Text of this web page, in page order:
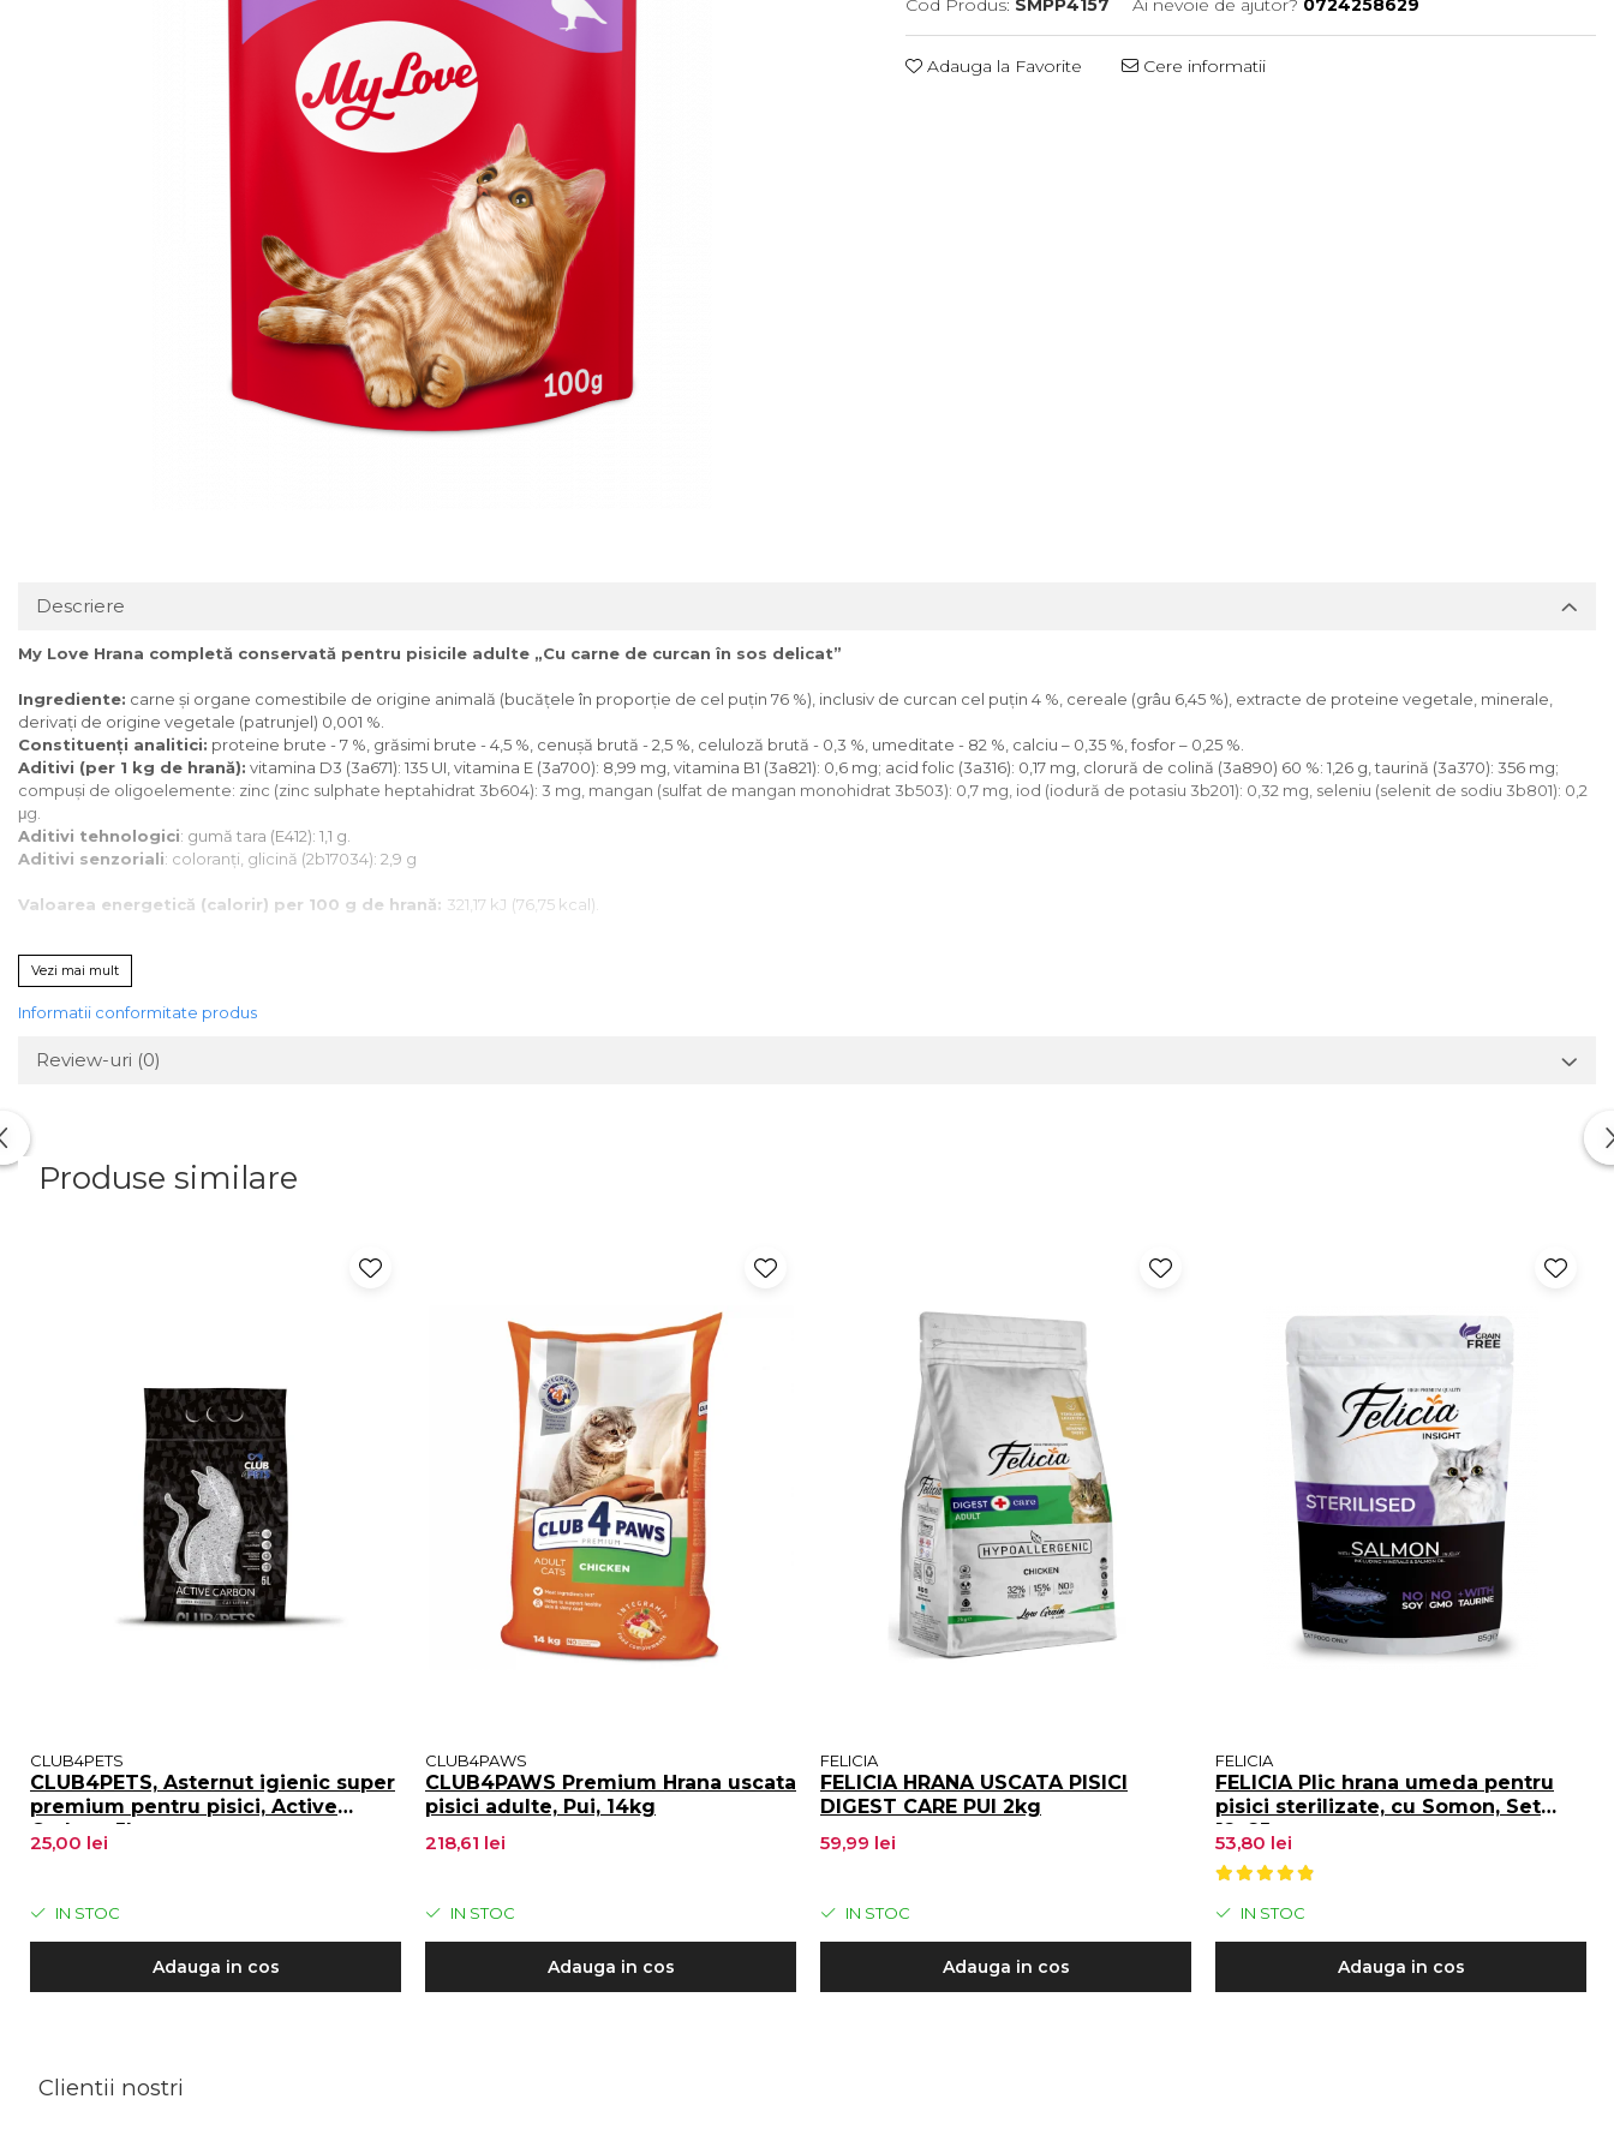
Cod Produs: SMPP4157 Ai nevoie de ajutor? 0724258629
Adauga la Favorite Cere informatii
Descriere
My Love Hrana completă conservată pentru pisicile adulte „Cu carne de curcan în sos delicat”
Ingrediente: carne şi organe comestibile de origine animală (bucăţele în proporţie de cel puţin 76 %), inclusiv de curcan cel puţin 4 %, cereale (grâu 6,45 %), extracte de proteine vegetale, minerale,
derivați de origine vegetale (patrunjel) 0,001 %.
Constituenţi analitici: proteine brute - 7 %, grăsimi brute - 4,5 %, cenuşă brută - 2,5 %, celuloză brută - 0,3 %, umeditate - 82 %, calciu – 0,35 %, fosfor – 0,25 %.
Aditivi (per 1 kg de hrană): vitamina D3 (3a671): 135 UI, vitamina E (3a700): 8,99 mg, vitamina B1 (3a821): 0,6 mg; acid folic (3a316): 0,17 mg, clorură de colină (3a890) 60 %: 1,26 g, taurină (3a370): 356 mg;
compuşi de oligoelemente: zinc (zinc sulphate heptahidrat 3b604): 3 mg, mangan (sulfat de mangan monohidrat 3b503): 0,7 mg, iod (iodură de potasiu 3b201): 0,32 mg, seleniu (selenit de sodiu 3b801): 0,2
μg.
Aditivi tehnologici: gumă tara (E412): 1,1 g.
Aditivi senzoriali: coloranți, glicină (2b17034): 2,9 g
Valoarea energetică (calorir) per 100 g de hrană: 321,17 kJ (76,75 kcal).
individuale de hrănire pot varia în funcție de vârsta, rasa, nivelul de activitate al animalului. Hrănire zilnică recomandată: cantitatea zilnică de hrană este indicată în tabelul de hrănire.
Vezi mai mult
Informatii conformitate produs
Review-uri (0)
Produse similare
CLUB4PETS
CLUB4PETS, Asternut igienic super
premium pentru pisici, Active
Carbon, 5L
25,00 lei
IN STOC
Adauga in cos
CLUB4PAWS
CLUB4PAWS Premium Hrana uscata
pisici adulte, Pui, 14kg
218,61 lei
IN STOC
Adauga in cos
FELICIA
FELICIA HRANA USCATA PISICI
DIGEST CARE PUI 2kg
59,99 lei
IN STOC
Adauga in cos
FELICIA
FELICIA Plic hrana umeda pentru
pisici sterilizate, cu Somon, Set
12x85g
53,80 lei
IN STOC
Adauga in cos
Clientii nostri